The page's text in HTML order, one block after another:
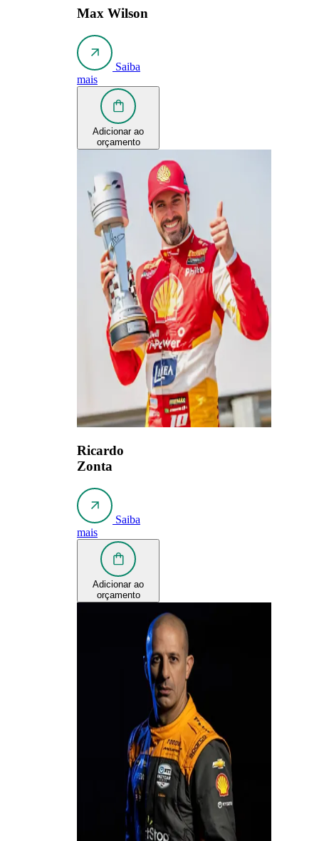
Max Wilson
Saiba
mais
Adicionar ao
orçamento
Ricardo
Zonta
Saiba
mais
Adicionar ao
orçamento